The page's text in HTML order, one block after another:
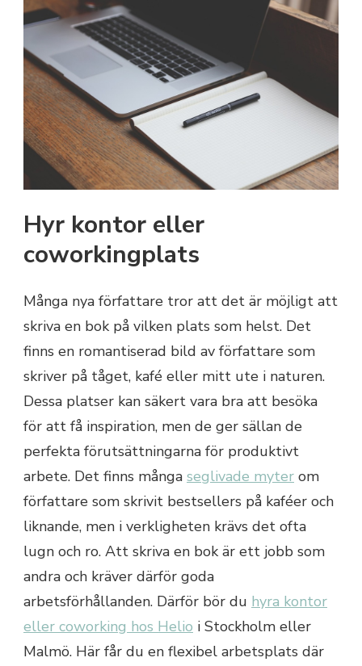
Hyr kontor eller
coworkingplats
Många nya författare tror att det är möjligt att
skriva en bok på vilken plats som helst. Det
finns en romantiserad bild av författare som
skriver på tåget, kafé eller mitt ute i naturen.
Dessa platser kan säkert vara bra att besöka
för att få inspiration, men de ger sällan de
perfekta förutsättningarna för produktivt
arbete. Det finns många seglivade myter om
författare som skrivit bestsellers på kaféer och
liknande, men i verkligheten krävs det ofta
lugn och ro. Att skriva en bok är ett jobb som
andra och kräver därför goda
arbetsförhållanden. Därför bör du hyra kontor
eller coworking hos Helio i Stockholm eller
Malmö. Här får du en flexibel arbetsplats där